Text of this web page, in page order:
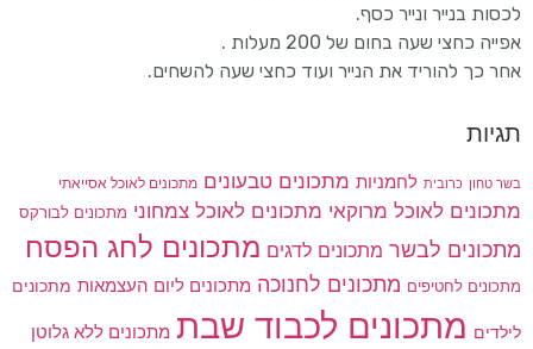
לכסות בנייר ונייר כסף.
אפייה כחצי שעה בחום של 200 מעלות .
אחר כך להוריד את הנייר ועוד כחצי שעה להשחים.
תגיות
בשר טחון כרובית לחמניות מתכונים טבעונים מתכונים לאוכל אסייאתי
מתכונים לאוכל מרוקאי מתכונים לאוכל צמחוני מתכונים לבורקס
מתכונים לבשר מתכונים לדגים מתכונים לחג הפסח
מתכונים לחטיפים מתכונים לחנוכה מתכונים ליום העצמאות מתכונים
לילדים מתכונים לכבוד שבת מתכונים ללא גלוטן